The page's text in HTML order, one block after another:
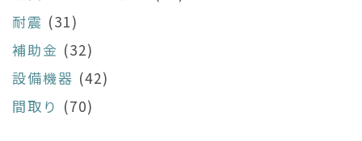
耐震 (31)
補助金 (32)
設備機器 (42)
間取り (70)